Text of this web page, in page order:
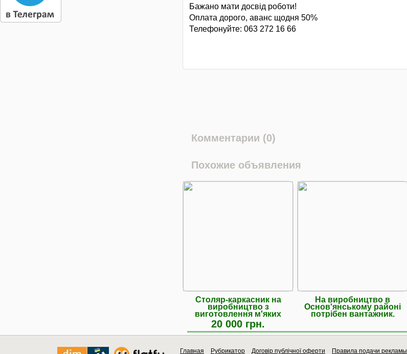
Бажано мати досвід роботи!
Оплата дорого, аванс щодня 50%
Телефонуйте: 063 272 16 66
Комментарии (0)
Похожие объявления
Столяр-каркасник на
виробництво з
виготовлення м'яких
меблів
20 000 грн.
На виробництво в
Основ'янському районі
потрібен вантажник.
Главная Рубрикатор Договір публічної оферти Правила подачи рекламы